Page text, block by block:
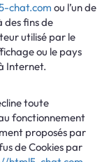
chat.com ou l’un de
des fins de
utilisé par le
ou le pays
Internet.
toute
fonctionnement
proposés par
de Cookies par